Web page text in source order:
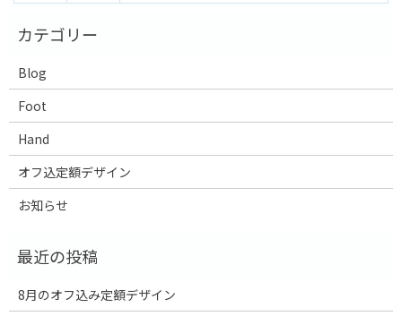
Blog
Foot
Hand
オフ込定額デザイン
お知らせ
8月のオフ込み定額デザイン